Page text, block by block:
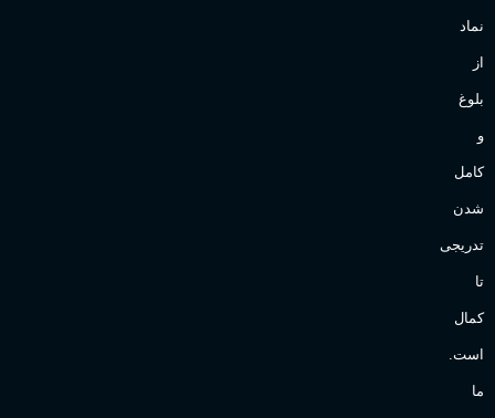
نماد
از
بلوغ
و
کامل
شدن
تدریجی
تا
کمال
است.
ما